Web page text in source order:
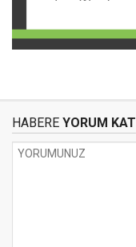
HABERE YORUM KAT